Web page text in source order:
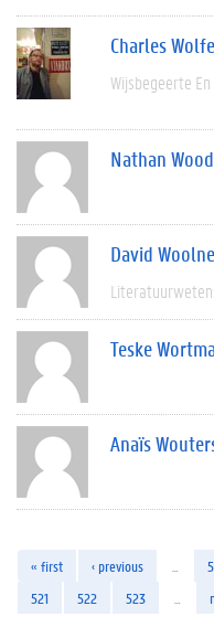
Charles Wolfe
Wijsbegeerte
Nathan Wood
David
Teske
Anaïs
« first ‹ previous
521
522 523